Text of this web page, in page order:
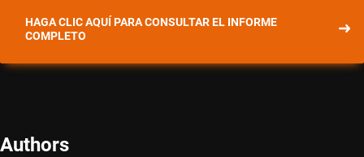
HAGA CLIC AQUÍ PARA CONSULTAR EL INFORME
COMPLETO
Authors